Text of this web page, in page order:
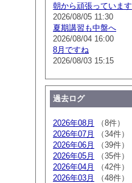
朝から頑張っています
2026/08/05 11:30
夏期講習も中盤へ
2026/08/04 16:00
8月ですね
2026/08/03 15:15
過去ログ
2026年08月
（8件）
2026年07月
（34件）
2026年06月
（39件）
2026年05月
（35件）
2026年04月
（42件）
2026年03月
（48件）